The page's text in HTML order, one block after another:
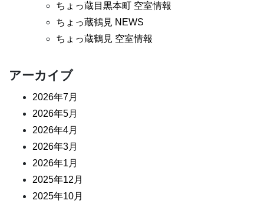
ちょっ蔵目黒本町 空室情報
ちょっ蔵鶴見 NEWS
ちょっ蔵鶴見 空室情報
アーカイブ
2026年7月
2026年5月
2026年4月
2026年3月
2026年1月
2025年12月
2025年10月